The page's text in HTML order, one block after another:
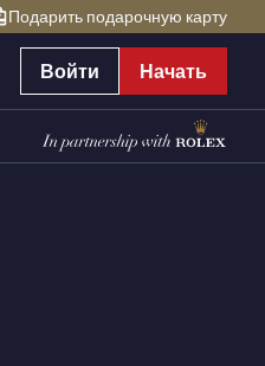
Подарить подарочную карту
Войти Начать